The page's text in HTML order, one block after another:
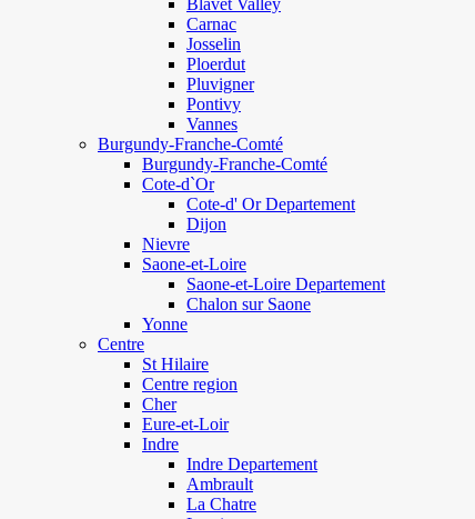
Blavet Valley
Carnac
Josselin
Ploerdut
Pluvigner
Pontivy
Vannes
Burgundy-Franche-Comté
Burgundy-Franche-Comté
Cote-d`Or
Cote-d' Or Departement
Dijon
Nievre
Saone-et-Loire
Saone-et-Loire Departement
Chalon sur Saone
Yonne
Centre
St Hilaire
Centre region
Cher
Eure-et-Loir
Indre
Indre Departement
Ambrault
La Chatre